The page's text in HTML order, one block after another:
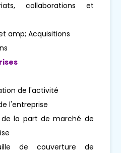
collaborations et
amp; Acquisitions
de l'activité
l'entreprise
de la part de marché de
de couverture de